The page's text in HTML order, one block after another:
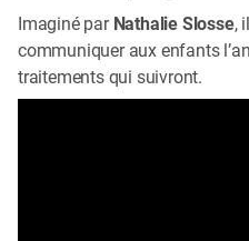
Imaginé parNathalie Slosse,
communiquer aux enfants
traitements qui suivront.